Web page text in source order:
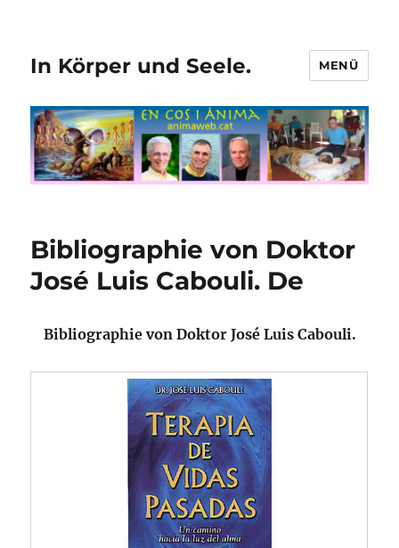
In Körper und Seele. MENÜ
Bibliographie von Doktor
José Luis Cabouli. De
Bibliographie von Doktor José Luis Cabouli.